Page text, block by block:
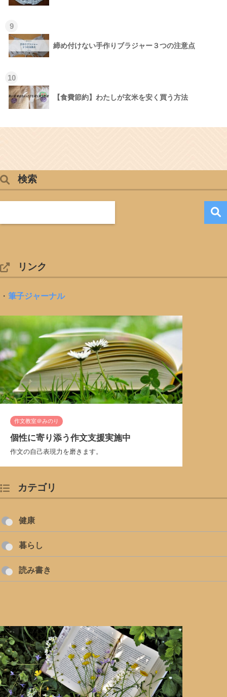
9
締め付けない手作りブラジャー３つの注意点
10
【食費節約】わたしが玄米を安く買う方法
検索
リンク
・ 筆子ジャーナル
作文教室＠みのり
個性に寄り添う作文支援実施中
作文の自己表現力を磨きます。
カテゴリ
健康
暮らし
読み書き